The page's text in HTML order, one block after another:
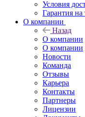
Условия
Гарантия на
О компании
Назад
О компании
О компании
Новости
Команда
Отзывы
Карьера
Контакты
Партнеры
Лицензии